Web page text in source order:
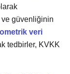
ve güvenliğinin
veri
tedbirler, KVKK